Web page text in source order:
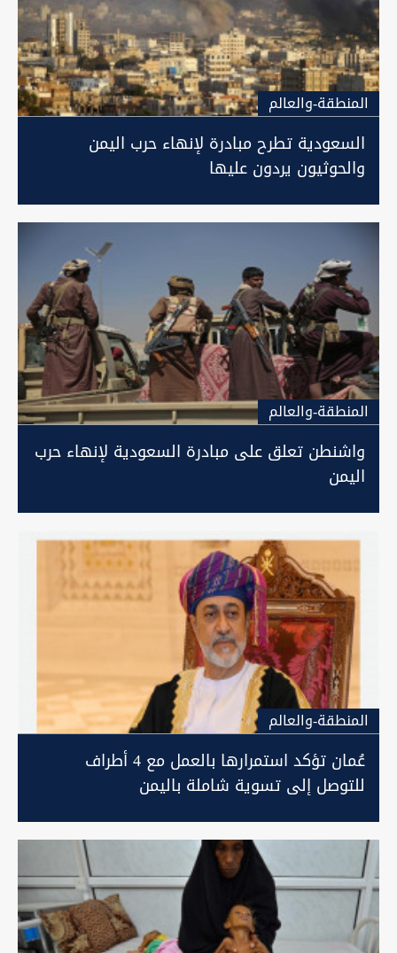
المنطقة-والعالم
السعودية تطرح مبادرة لإنهاء حرب اليمن
والحوثيون يردون عليها
المنطقة-والعالم
واشنطن تعلق على مبادرة السعودية لإنهاء حرب
اليمن
المنطقة-والعالم
عُمان تؤكد استمرارها بالعمل مع 4 أطراف
للتوصل إلى تسوية شاملة باليمن